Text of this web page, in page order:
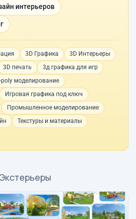
интерьеров
3D Графика
3D Интерьеры
3D печать
3д графика для игр
poly моделирование
Игровая графика под ключ
Промышленное моделирование
Текстуры и материалы